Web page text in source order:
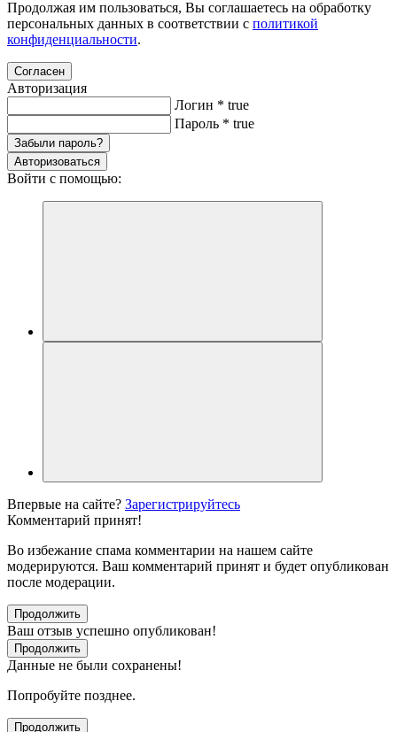
Продолжая им пользоваться, Вы соглашаетесь на обработку
персональных данных в соответствии с политикой
конфиденциальности.
Согласен
Авторизация
Логин * true
Пароль * true
Забыли пароль?
Авторизоваться
Войти с помощью:
Впервые на сайте? Зарегистрируйтесь
Комментарий принят!
Во избежание спама комментарии на нашем сайте
модерируются. Ваш комментарий принят и будет опубликован
после модерации.
Продолжить
Ваш отзыв успешно опубликован!
Продолжить
Данные не были сохранены!
Попробуйте позднее.
Продолжить